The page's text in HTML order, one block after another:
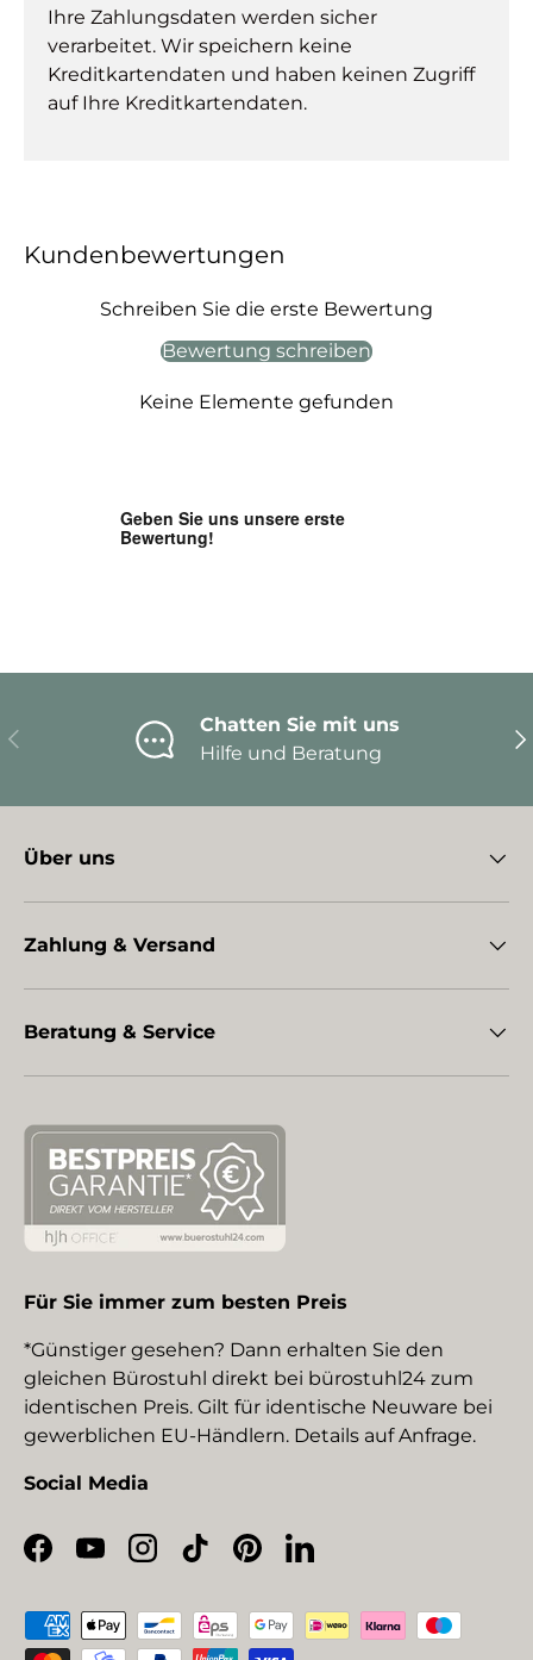
Ihre Zahlungsdaten werden sicher
verarbeitet. Wir speichern keine
Kreditkartendaten und haben keinen Zugriff
auf Ihre Kreditkartendaten.
Kundenbewertungen
Schreiben Sie die erste Bewertung
Bewertung schreiben
Keine Elemente gefunden
Vorherige
Chatten Sie mit uns
Hilfe und Beratung
Über uns
Zahlung & Versand
Beratung & Service
Für Sie immer zum besten Preis
*Günstiger gesehen? Dann erhalten Sie den
gleichen Bürostuhl direkt bei bürostuhl24 zum
identischen Preis. Gilt für identische Neuware bei
gewerblichen EU-Händlern. Details auf Anfrage.
Social Media
Facebook
YouTubeInstagram
TikTokPinterestLinkedIn
Zahlungsmethoden